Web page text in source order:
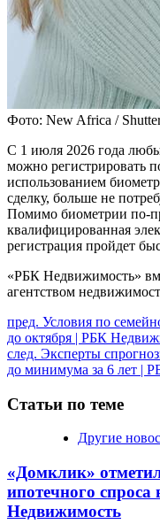
Фото: New Africa /
С 1 июля 2026 года
можно регистрировать
использованием
сделку, больше не
Помимо биометрии по-
квалифицированная
регистрация пройдет
«РБК Недвижимость»
агентством
Продолжить
чтение
пред. Условия по
до октября | РБК
след. Эксперты
до минимума за 6 лет |
Статьи по теме
Другие
«Домклик»
ипотечного
Недвижимость